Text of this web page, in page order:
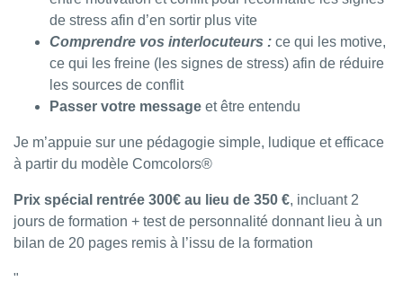
de stress afin d’en sortir plus vite
Comprendre vos interlocuteurs : ce qui les motive,
ce qui les freine (les signes de stress) afin de réduire
les sources de conflit
Passer votre message et être entendu
Je m’appuie sur une pédagogie simple, ludique et efficace
à partir du modèle Comcolors®
Prix spécial rentrée 300€ au lieu de 350 €, incluant 2
jours de formation + test de personnalité donnant lieu à un
bilan de 20 pages remis à l’issu de la formation